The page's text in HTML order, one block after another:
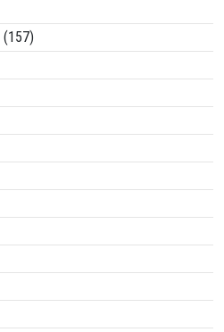
(157)